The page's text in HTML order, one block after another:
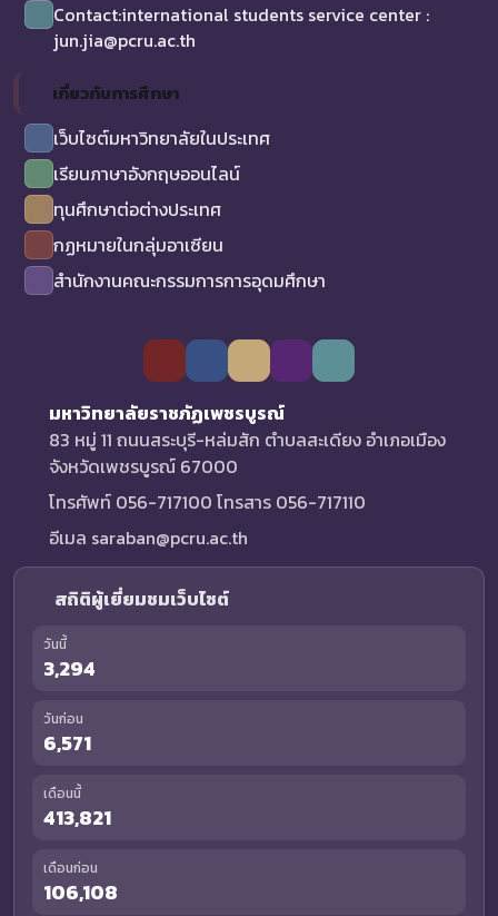
Contact:international students service center :
jun.jia@pcru.ac.th
เกี่ยวกับการศึกษา
เว็บไซต์มหาวิทยาลัยในประเทศ
เรียนภาษาอังกฤษออนไลน์
ทุนศึกษาต่อต่างประเทศ
กฏหมายในกลุ่มอาเซียน
สำนักงานคณะกรรมการการอุดมศึกษา
มหาวิทยาลัยราชภัฏเพชรบูรณ์
83 หมู่ 11 ถนนสระบุรี-หล่มสัก ตำบลสะเดียง อำเภอเมือง
จังหวัดเพชรบูรณ์ 67000
โทรศัพท์ 056-717100 โทรสาร 056-717110
อีเมล saraban@pcru.ac.th
สถิติผู้เยี่ยมชมเว็บไซต์
วันนี้
3,294
วันก่อน
6,571
เดือนนี้
413,821
เดือนก่อน
106,108